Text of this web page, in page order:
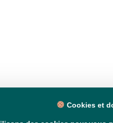
Cookies et